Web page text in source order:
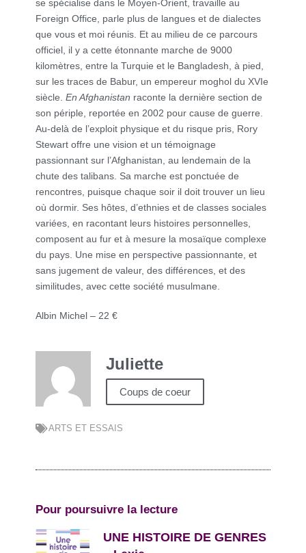
se spécialise dans le Moyen-Orient, travaille au
Foreign Office, parle plus de langues et de dialectes
que vous et moi réunis. Et au milieu de ce parcours
officiel, il y a cette étonnante marche de 9000
kilomètres, entre la Turquie et le Bangladesh, à pied,
sur les traces de Babur, un empereur moghol du XVIe
siècle.En Afghanistan raconte la dernière section de
son périple, reportée en 2002 pour cause de guerre.
Au-delà de l’exploit physique et du risque pris, Rory
Stewart offre une vision et un témoignage
passionnant sur l’Afghanistan, au lendemain de la
chute des talibans. Sa marche est ponctuée de
rencontres, puisque chaque soir il doit trouver un lieu
où dormir. Ses hôtes, d’ethnies et de classes sociales
variées, en racontant leurs histoires personnelles,
composent au fur et à mesure la mosaïque complexe
du pays. Une mise en perspective passionnante, et
sans jugement de valeur, des différences, et des
similitudes, avec cette société musulmane.
Albin Michel – 22 €
Juliette
Coups de coeur
ARTS ET ESSAIS
Pour poursuivre la lecture
UNE HISTOIRE DE GENRES